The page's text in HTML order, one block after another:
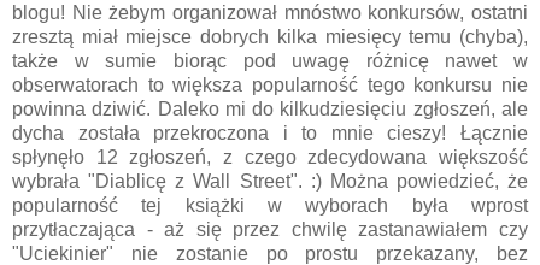
blogu! Nie żebym organizował mnóstwo konkursów, ostatni
zresztą miał miejsce dobrych kilka miesięcy temu (chyba),
także w sumie biorąc pod uwagę różnicę nawet w
obserwatorach to większa popularność tego konkursu nie
powinna dziwić. Daleko mi do kilkudziesięciu zgłoszeń, ale
dycha została przekroczona i to mnie cieszy! Łącznie
spłynęło 12 zgłoszeń, z czego zdecydowana większość
wybrała "Diablicę z Wall Street". :) Można powiedzieć, że
popularność tej książki w wyborach była wprost
przytłaczająca - aż się przez chwilę zastanawiałem czy
"Uciekinier" nie zostanie po prostu przekazany, bez